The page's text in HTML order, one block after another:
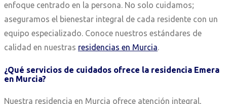
enfoque centrado en la persona. No solo cuidamos;
aseguramos el bienestar integral de cada residente con un
equipo especializado. Conoce nuestros estándares de
calidad en nuestras residencias en Murcia.
¿Qué servicios de cuidados ofrece la residencia Emera
en Murcia?
Nuestra residencia en Murcia ofrece atención integral,